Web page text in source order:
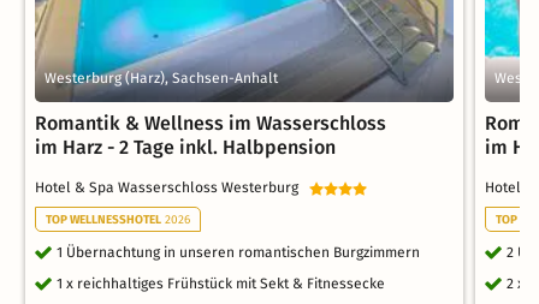
Westerburg (Harz), Sachsen-Anhalt
Romantik & Wellness im Wasserschloss
im Harz - 2 Tage inkl. Halbpension
Hotel & Spa Wasserschloss Westerburg
TOP WELLNESSHOTEL 2026
1 Übernachtung in unseren romantischen Burgzimmern
1 x reichhaltiges Frühstück mit Sekt & Fitnessecke
im
Hotel
TOP
2
2 x